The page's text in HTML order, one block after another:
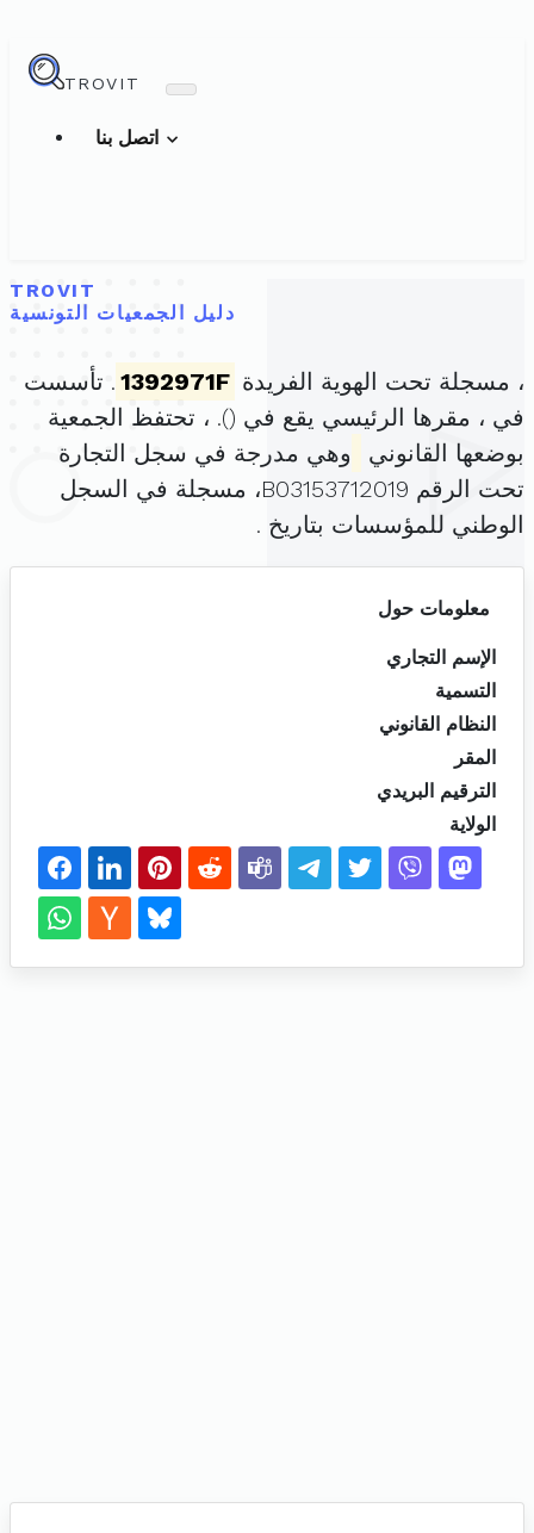
TROVIT
TROVIT
دليل الجمعيات التونسية
، مسجلة تحت الهوية الفريدة 1392971F . تأسست
في ، مقرها الرئيسي يقع في (). ، تحتفظ الجمعية
بوضعها القانوني
وهي مدرجة في سجل التجارة
تحت الرقم B03153712019، مسجلة في السجل
الوطني للمؤسسات بتاريخ .
معلومات حول
الإسم التجاري
التسمية
النظام القانوني
المقر
الترقيم البريدي
الولاية